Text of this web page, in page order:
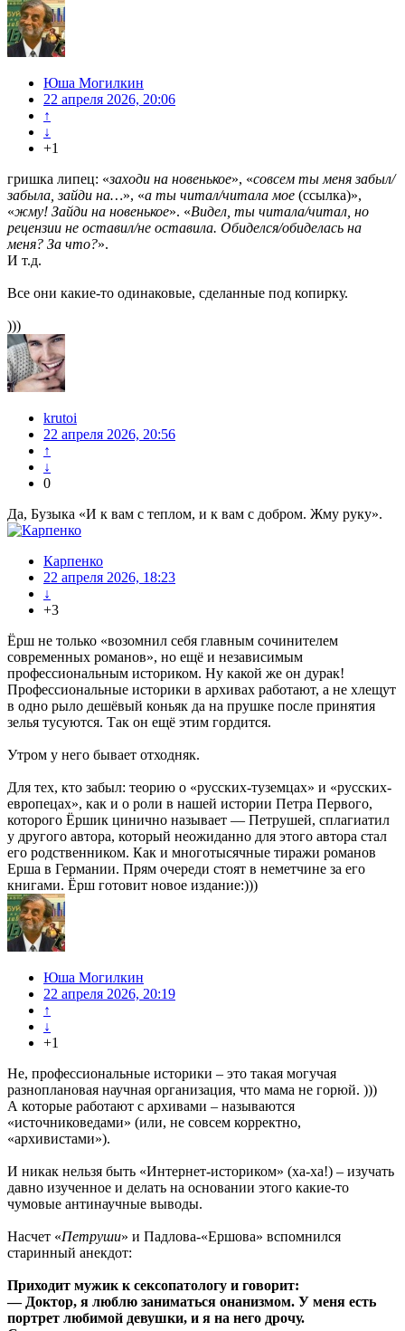
Юша Могилкин
22 апреля 2026, 20:06
↑
↓
+1
гришка липец: «заходи на новенькое», «совсем ты меня забыл/
забыла, зайди на…», «а ты читал/читала мое (ссылка)»,
«жму! Зайди на новенькое». «Видел, ты читала/читал, но
рецензии не оставил/не оставила. Обиделся/обиделась на
меня? За что?».
И т.д.
Все они какие-то одинаковые, сделанные под копирку.
)))
krutoi
22 апреля 2026, 20:56
↑
↓
0
Да, Бузыка «И к вам с теплом, и к вам с добром. Жму руку».
Карпенко
22 апреля 2026, 18:23
↓
+3
Ёрш не только «возомнил себя главным сочинителем
современных романов», но ещё и независимым
профессиональным историком. Ну какой же он дурак!
Профессиональные историки в архивах работают, а не хлещут
в одно рыло дешёвый коньяк да на прушке после принятия
зелья тусуются. Так он ещё этим гордится.
Утром у него бывает отходняк.
Для тех, кто забыл: теорию о «русских-туземцах» и «русских-
европецах», как и о роли в нашей истории Петра Первого,
которого Ёршик цинично называет — Петрушей, сплагиатил
у другого автора, который неожиданно для этого автора стал
его родственником. Как и многотысячные тиражи романов
Ерша в Германии. Прям очереди стоят в неметчине за его
книгами. Ёрш готовит новое издание:)))
Юша Могилкин
22 апреля 2026, 20:19
↑
↓
+1
Не, профессиональные историки – это такая могучая
разноплановая научная организация, что мама не горюй. )))
А которые работают с архивами – называются
«источниковедами» (или, не совсем корректно,
«архивистами»).
И никак нельзя быть «Интернет-историком» (ха-ха!) – изучать
давно изученное и делать на основании этого какие-то
чумовые антинаучные выводы.
Насчет «Петруши» и Падлова-«Ершова» вспомнился
старинный анекдот:
Приходит мужик к сексопатологу и говорит:
— Доктор, я люблю заниматься онанизмом. У меня есть
портрет любимой девушки, и я на него дрочу.